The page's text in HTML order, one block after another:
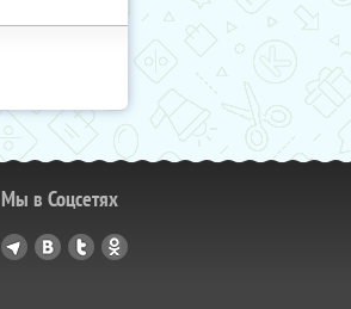
Мы в Соцсетях